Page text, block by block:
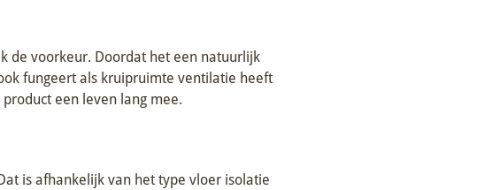
de voorkeur. Doordat het een natuurlijk
fungeert als kruipruimte ventilatie heeft
een leven lang mee.
is afhankelijk van het type vloer isolatie